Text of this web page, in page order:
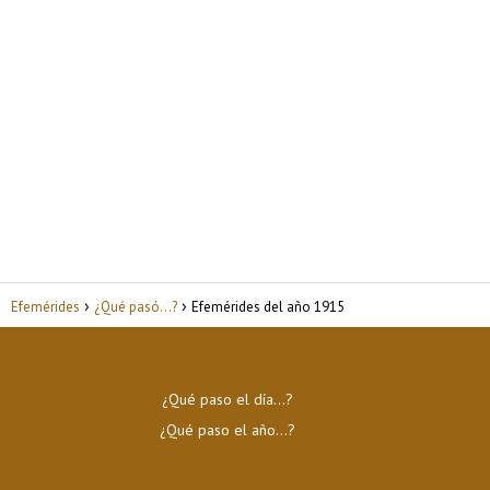
Efemérides ¿Qué pasó...? Efemérides del año 1915
¿Qué paso el día…?
¿Qué paso el año…?